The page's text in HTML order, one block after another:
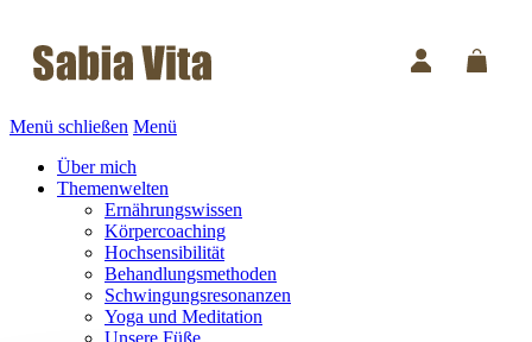
Menü schließen Menü
Über mich
Themenwelten
Ernährungswissen
Körpercoaching
Hochsensibilität
Behandlungsmethoden
Schwingungsresonanzen
Yoga und Meditation
Unsere Füße